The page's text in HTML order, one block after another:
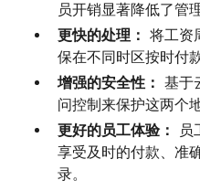
员开销显著降低了管
更快的处理： 将工资
保在不同时区按时付款
增强的安全性： 基于
问控制来保护这两个
更好的员工体验：
员
享受及时的付款、准
录。